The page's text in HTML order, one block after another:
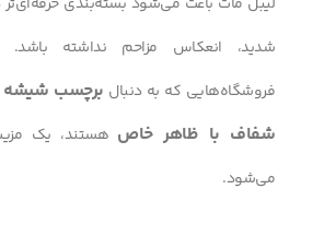
شدید، انعکاس مزاحم نداشته باشد.
فروشگاه‌هایی که به دنبال برچسب
شفاف با ظاهر خاص هستند، یک
می‌شود.